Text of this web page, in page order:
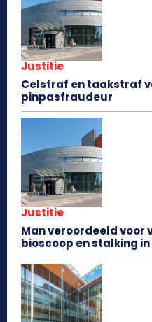
Justitie
Celstraf en taakstraf
pinpasfraudeur
Justitie
Man veroordeeld voor
bioscoop en stalking